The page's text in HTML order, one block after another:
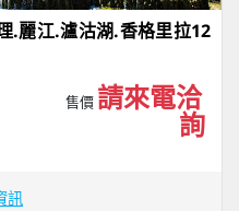
.麗江.瀘沽湖.香格里拉12
售價 請來電洽
詢
訊